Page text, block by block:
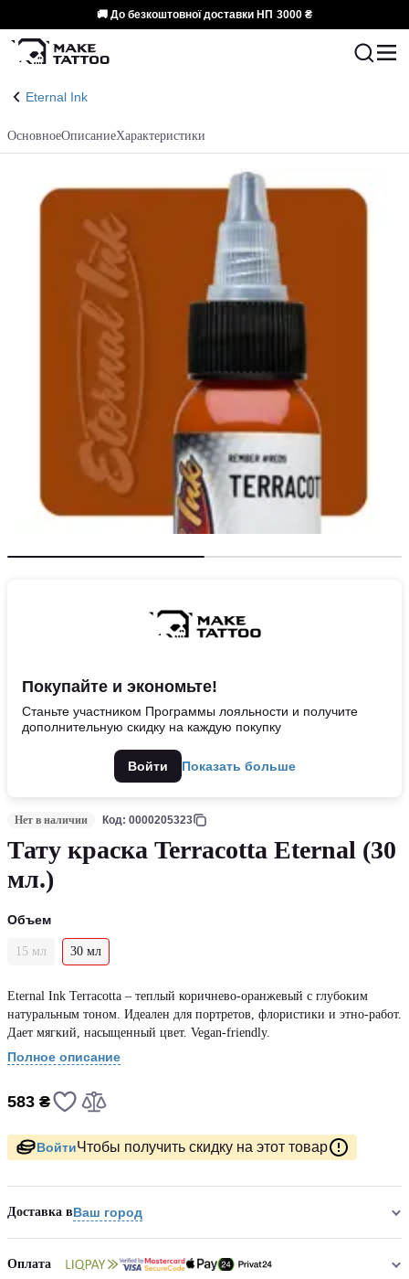
🚚 До безкоштовної доставки НП 3000 ₴
Eternal Ink
ОсновноеОписаниеХарактеристики
Покупайте и экономьте!
Станьте участником Программы лояльности и получите
дополнительную скидку на каждую покупку
Войти Показать больше
Нет в наличии Код: 0000205323
Тату краска Terracotta Eternal (30
мл.)
Объем
15 мл 30 мл
Eternal Ink Terracotta – теплый коричнево-оранжевый с глубоким
натуральным тоном. Идеален для портретов, флористики и этно-работ.
Дает мягкий, насыщенный цвет. Vegan-friendly.
Полное описание
583 ₴
ВойтиЧтобы получить скидку на этот товар
Доставка вВаш город
Оплата